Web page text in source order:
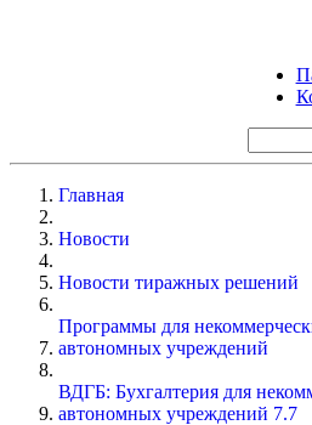
Главная
Новости
Новости тиражных решений
Программы для
автономных учреждений
ВДГБ: Бухгалтерия для
автономных учреждений 7.7